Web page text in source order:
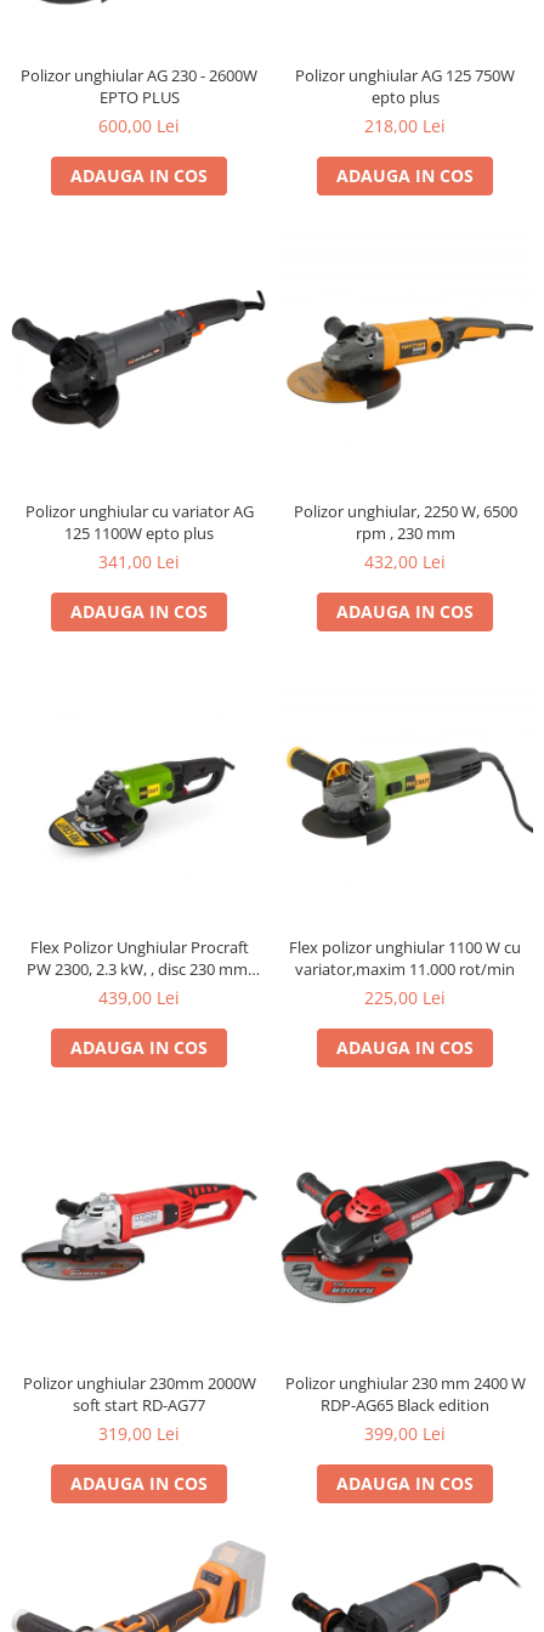
Butoaie pentru vin
Fose Septice
Utilaje agricole
Motosape
Polizor unghiular AG 230 - 2600W
EPTO PLUS
600,00 Lei
ADAUGA IN COS
Polizor unghiular AG 125 750W
epto plus
218,00 Lei
ADAUGA IN COS
Polizor unghiular cu variator AG
125 1100W epto plus
341,00 Lei
ADAUGA IN COS
Polizor unghiular, 2250 W, 6500
rpm , 230 mm
432,00 Lei
ADAUGA IN COS
Flex Polizor Unghiular Procraft
PW 2300, 2.3 kW, , disc 230 mm,
pornire lenta
439,00 Lei
ADAUGA IN COS
Flex polizor unghiular 1100 W cu
variator,maxim 11.000 rot/min
225,00 Lei
ADAUGA IN COS
Polizor unghiular 230mm 2000W
soft start RD-AG77
319,00 Lei
ADAUGA IN COS
Polizor unghiular 230 mm 2400 W
RDP-AG65 Black edition
399,00 Lei
ADAUGA IN COS